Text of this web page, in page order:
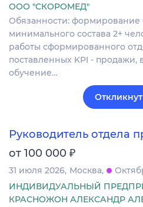
ООО "СКОРОМЕД"
Обязанности: формирование
минимального состава 2+
работы сформированного
поставленных KPI - продажи,
обучение…
Руководитель отдела
от 100 000 ₽
31 июля 2026 Москва
ИНДИВИДУАЛЬНЫЙ
КРАСНОЖОН АЛЕКСАНДР